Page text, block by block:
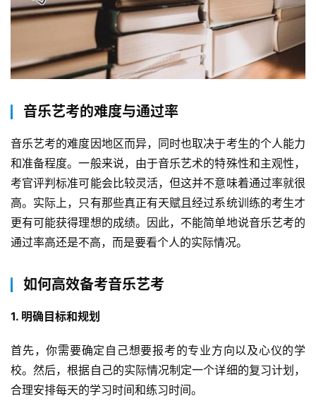
音乐艺考的难度与通过率
音乐艺考的难度因地区而异，同时也取决于考生的个人能力
和准备程度。一般来说，由于音乐艺术的特殊性和主观性，
考官评判标准可能会比较灵活，但这并不意味着通过率就很
高。实际上，只有那些真正有天赋且经过系统训练的考生才
更有可能获得理想的成绩。因此，不能简单地说音乐艺考的
通过率高还是不高，而是要看个人的实际情况。
如何高效备考音乐艺考
1. 明确目标和规划
首先，你需要确定自己想要报考的专业方向以及心仪的学
校。然后，根据自己的实际情况制定一个详细的复习计划，
合理安排每天的学习时间和练习时间。